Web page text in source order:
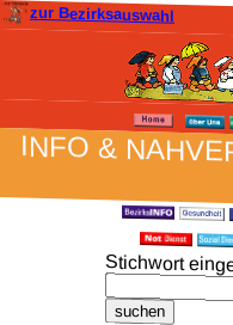
zur Bezirksauswahl
INFO &
Stich­wort